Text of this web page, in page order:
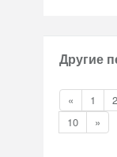
Другие
« 1 2
10
»